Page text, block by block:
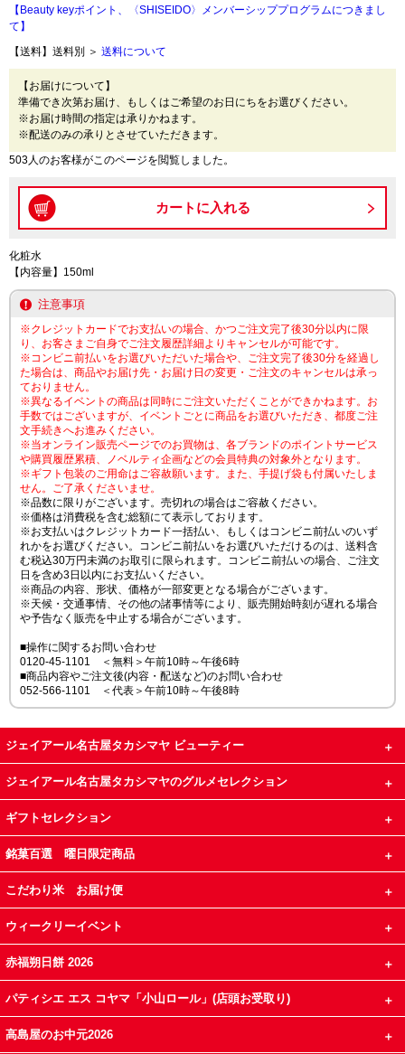
【Beauty keyポイント、〈SHISEIDO〉メンバーシッププログラムにつきまし
て】
【送料】送料別 ＞ 送料について
【お届けについて】
準備でき次第お届け、もしくはご希望のお日にちをお選びください。
※お届け時間の指定は承りかねます。
※配送のみの承りとさせていただきます。
503人のお客様がこのページを閲覧しました。
化粧水
【内容量】150ml
注意事項
※クレジットカードでお支払いの場合、かつご注文完了後30分以内に限
り、お客さまご自身でご注文履歴詳細よりキャンセルが可能です。
※コンビニ前払いをお選びいただいた場合や、ご注文完了後30分を経過し
た場合は、商品やお届け先・お届け日の変更・ご注文のキャンセルは承っ
ておりません。
※異なるイベントの商品は同時にご注文いただくことができかねます。お
手数ではございますが、イベントごとに商品をお選びいただき、都度ご注
文手続きへお進みください。
※当オンライン販売ページでのお買物は、各ブランドのポイントサービス
や購買履歴累積、ノベルティ企画などの会員特典の対象外となります。
※ギフト包装のご用命はご容赦願います。また、手提げ袋も付属いたしま
せん。ご了承くださいませ。
※品数に限りがございます。売切れの場合はご容赦ください。
※価格は消費税を含む総額にて表示しております。
※お支払いはクレジットカード一括払い、もしくはコンビニ前払いのいず
れかをお選びください。コンビニ前払いをお選びいただけるのは、送料含
む税込30万円未満のお取引に限られます。コンビニ前払いの場合、ご注文
日を含め3日以内にお支払いください。
※商品の内容、形状、価格が一部変更となる場合がございます。
※天候・交通事情、その他の諸事情等により、販売開始時刻が遅れる場合
や予告なく販売を中止する場合がございます。
■操作に関するお問い合わせ
0120-45-1101 ＜無料＞午前10時～午後6時
■商品内容やご注文後(内容・配送など)のお問い合わせ
052-566-1101 ＜代表＞午前10時～午後8時
ジェイアール名古屋タカシマヤ ビューティー
ジェイアール名古屋タカシマヤのグルメセレクション
ギフトセレクション
銘菓百選 曜日限定商品
こだわり米 お届け便
ウィークリーイベント
赤福朔日餅 2026
パティシエ エス コヤマ「小山ロール」(店頭お受取り)
高島屋のお中元2026